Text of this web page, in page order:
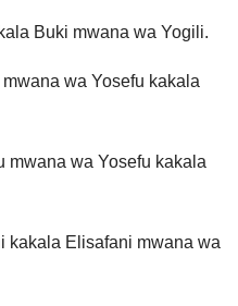
Buki mwana wa Yogili.
wa Yosefu kakala
mwana wa Yosefu kakala
kakala Elisafani mwana wa